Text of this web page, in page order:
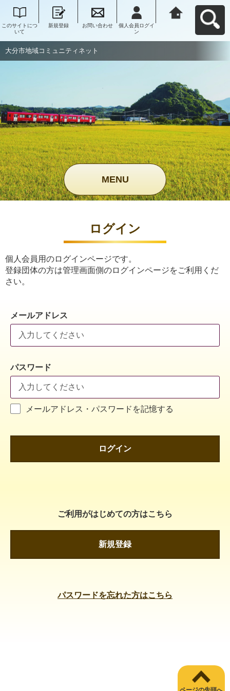
このサイトにつ
いて
新規登録 お問い合わせ
個人会員ログイ
ン
大分市地域コミュニティネット
MENU
ログイン
個人会員用のログインページです。
登録団体の方は管理画面側のログインページをご利用くだ
さい。
メールアドレス
パスワード
メールアドレス・パスワードを記憶する
ログイン
ご利用がはじめての方はこちら
新規登録
パスワードを忘れた方はこちら